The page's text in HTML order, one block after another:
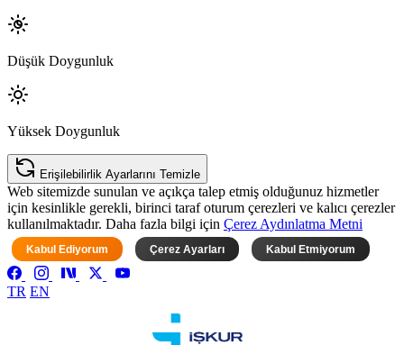
Düşük Doygunluk
Yüksek Doygunluk
Erişilebilirlik Ayarlarını Temizle
Web sitemizde sunulan ve açıkça talep etmiş olduğunuz hizmetler
için kesinlikle gerekli, birinci taraf oturum çerezleri ve kalıcı çerezler
kullanılmaktadır. Daha fazla bilgi için Çerez Aydınlatma Metni
Kabul Ediyorum Çerez Ayarları Kabul Etmiyorum
TR EN